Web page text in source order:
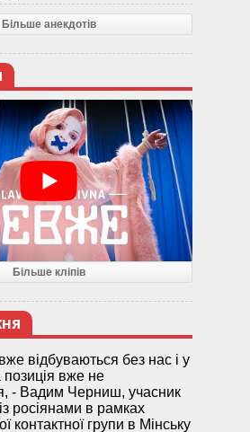
Більше анекдотів
Більше кліпів
відбуваються без нас і у
вже не
- Вадим Черниш, учасник
росіянами в рамках
контактної групи в Мінську